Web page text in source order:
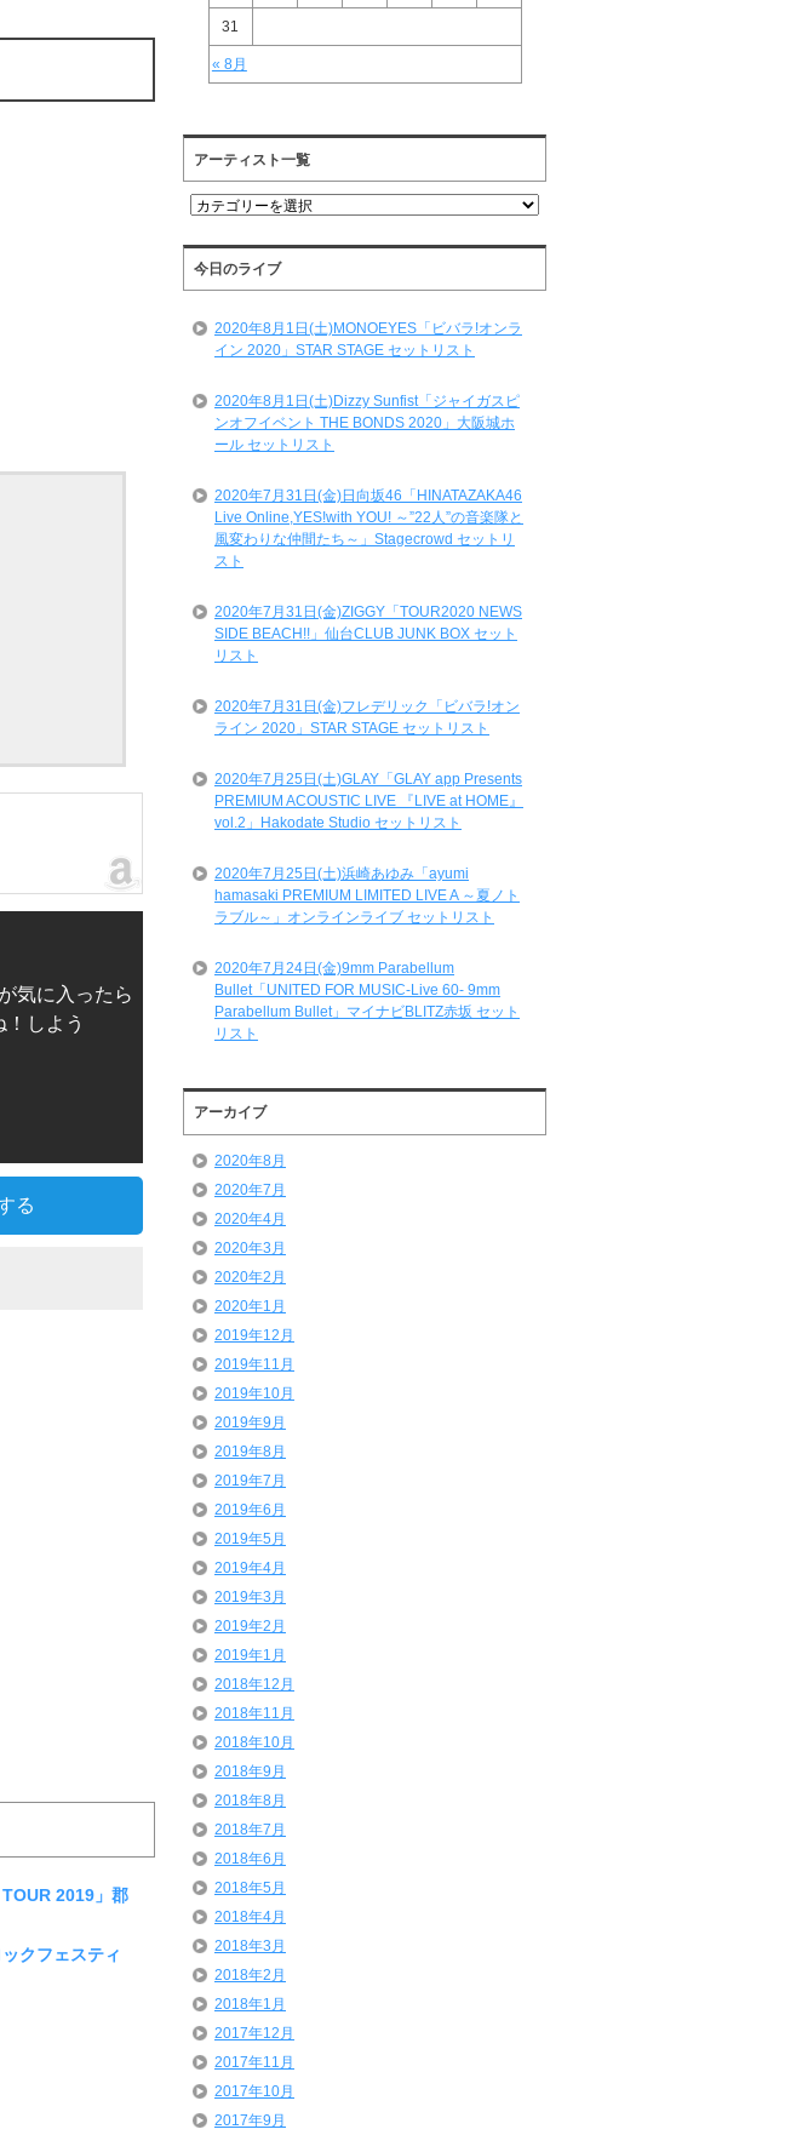
気に入ったら
！しよう
る
2019」郡
クフェスティ
« 8月
31
アーティスト一覧
ア
テ
ィ
ス
一
今日のライブ
2020年8月1日(土)MONOEYES「ビバラ!オンラ
イン 2020」STAR STAGE セットリスト
2020年8月1日(土)Dizzy Sunfist「ジャイガスピ
ンオフイベント THE BONDS 2020」大阪城ホ
ール セットリスト
2020年7月31日(金)日向坂46「HINATAZAKA46
Live Online,YES!with YOU! ～”22人”の音楽隊と
風変わりな仲間たち～」Stagecrowd セットリ
スト
2020年7月31日(金)ZIGGY「TOUR2020 NEWS
SIDE BEACH!!」仙台CLUB JUNK BOX セット
リスト
2020年7月31日(金)フレデリック「ビバラ!オン
ライン 2020」STAR STAGE セットリスト
2020年7月25日(土)GLAY「GLAY app Presents
PREMIUM ACOUSTIC LIVE 『LIVE at HOME』
vol.2」Hakodate Studio セットリスト
2020年7月25日(土)浜崎あゆみ「ayumi
hamasaki PREMIUM LIMITED LIVE A ～夏ノト
ラブル～」オンラインライブ セットリスト
2020年7月24日(金)9mm Parabellum
Bullet「UNITED FOR MUSIC-Live 60- 9mm
Parabellum Bullet」マイナビBLITZ赤坂 セット
リスト
アーカイブ
2020年8月
2020年7月
2020年4月
2020年3月
2020年2月
2020年1月
2019年12月
2019年11月
2019年10月
2019年9月
2019年8月
2019年7月
2019年6月
2019年5月
2019年4月
2019年3月
2019年2月
2019年1月
2018年12月
2018年11月
2018年10月
2018年9月
2018年8月
2018年7月
2018年6月
2018年5月
2018年4月
2018年3月
2018年2月
2018年1月
2017年12月
2017年11月
2017年10月
2017年9月